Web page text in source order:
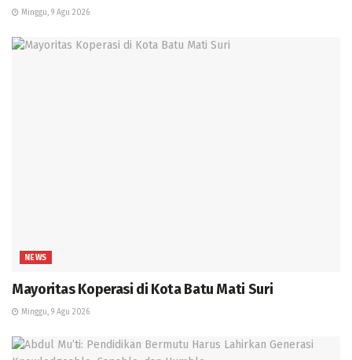
Minggu, 9 Agu 2026
NEWS
Mayoritas Koperasi di Kota Batu Mati Suri
Minggu, 9 Agu 2026